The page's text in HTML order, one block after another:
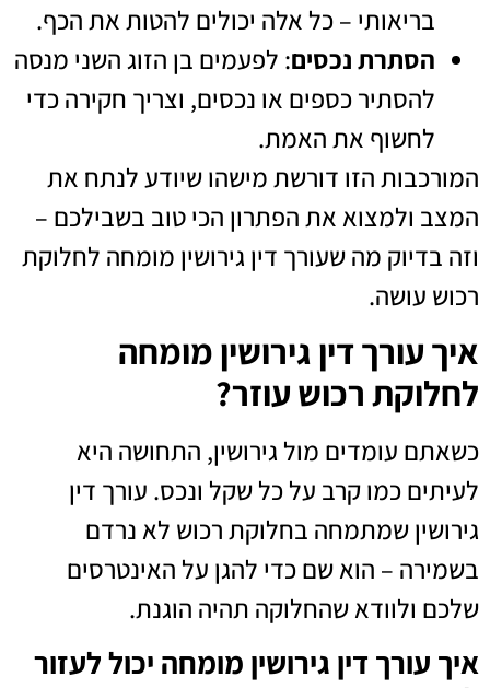
בריאותי – כל אלה יכולים להטות את הכף.
הסתרת נכסים: לפעמים בן הזוג השני מנסה
להסתיר כספים או נכסים, וצריך חקירה כדי
לחשוף את האמת.
המורכבות הזו דורשת מישהו שיודע לנתח את
המצב ולמצוא את הפתרון הכי טוב בשבילכם –
וזה בדיוק מה שעורך דין גירושין מומחה לחלוקת
רכוש עושה.
איך עורך דין גירושין מומחה
לחלוקת רכוש עוזר?
כשאתם עומדים מול גירושין, התחושה היא
לעיתים כמו קרב על כל שקל ונכס. עורך דין
גירושין שמתמחה בחלוקת רכוש לא נרדם
בשמירה – הוא שם כדי להגן על האינטרסים
שלכם ולוודא שהחלוקה תהיה הוגנת.
איך עורך דין גירושין מומחה יכול לעזור